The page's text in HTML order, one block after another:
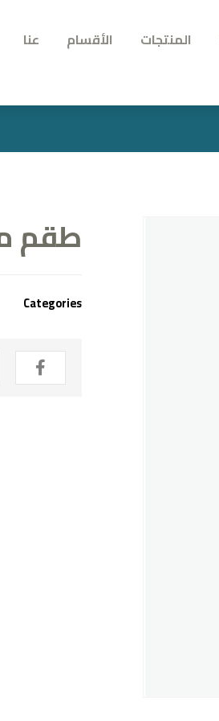
المنتجات الأقسام عنا
طقم
Categories